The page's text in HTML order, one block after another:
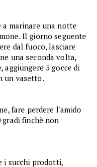
marinare una notte
Il giorno seguente
dal fuoco, lasciare
una seconda volta,
5 gocce di
un vasetto.
fare perdere l'amido
gradi finchè non
i succhi prodotti,